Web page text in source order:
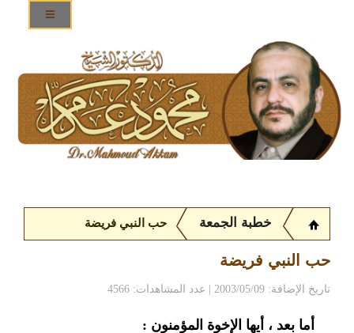
خطبة الجمعة حب النبي فريضة
حب النبي فريضة
تاريخ الإضافة: 2003/05/09 | عدد المشاهدات: 4566
أما بعد ، أيها الإخوة المؤمنون :